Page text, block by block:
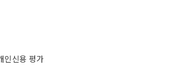
인신용 평가